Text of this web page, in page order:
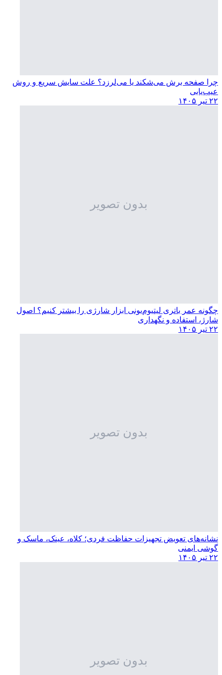
چرا صفحه برش می‌شکند یا می‌لرزد؟ علت سایش سریع و روش
عیب‌یابی
۲۲ تیر ۱۴۰۵
چگونه عمر باتری لیتیوم‌یونی ابزار شارژی را بیشتر کنیم؟ اصول
شارژ، استفاده و نگهداری
۲۲ تیر ۱۴۰۵
نشانه‌های تعویض تجهیزات حفاظت فردی؛ کلاه، عینک، ماسک و
گوشی ایمنی
۲۲ تیر ۱۴۰۵